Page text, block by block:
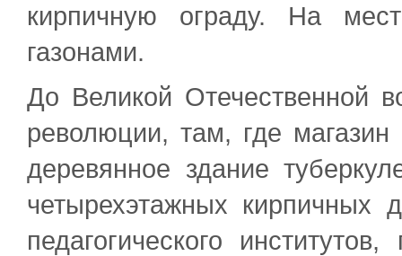
кирпичную ограду. На
газонами.
До Великой Отечественной
революции, там, где
деревянное здание
четырехэтажных
педагогического